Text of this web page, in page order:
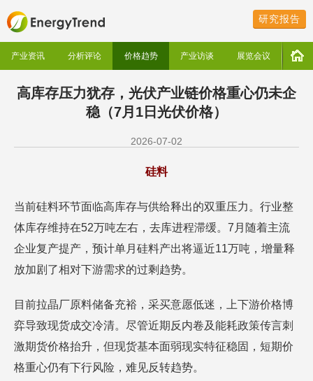
研究报告
产业资讯 分析评论 价格趋势 产业访谈 展览会议
高库存压力犹存，光伏产业链价格重心仍未企
稳（7月1日光伏价格）
2026-07-02
硅料
当前硅料环节面临高库存与供给释出的双重压力。行业整
体库存维持在52万吨左右，去库进程滞缓。7月随着主流
企业复产提产，预计单月硅料产出将逼近11万吨，增量释
放加剧了相对下游需求的过剩趋势。
目前拉晶厂原料储备充裕，采买意愿低迷，上下游价格博
弈导致现货成交冷清。尽管近期反内卷及能耗政策传言刺
激期货价格抬升，但现货基本面弱现实特征稳固，短期价
格重心仍有下行风险，难见反转趋势。